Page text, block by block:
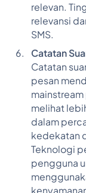
relevan.
relevansi
SMS.
Catatan
Catatan
pesan
melihat
dalam
kedekatan
Teknologi
pengguna